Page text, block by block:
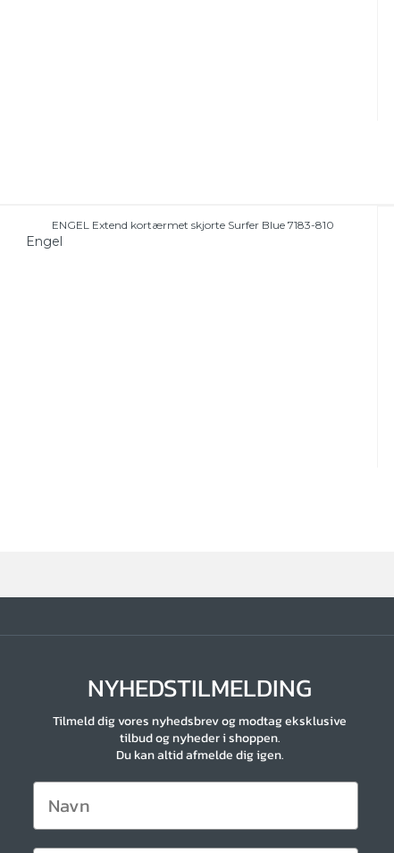
ENGEL Extend kortærmet skjorte Surfer Blue 7183-810
Engel
NYHEDSTILMELDING
Tilmeld dig vores nyhedsbrev og modtag eksklusive
tilbud og nyheder i shoppen.
Du kan altid afmelde dig igen.